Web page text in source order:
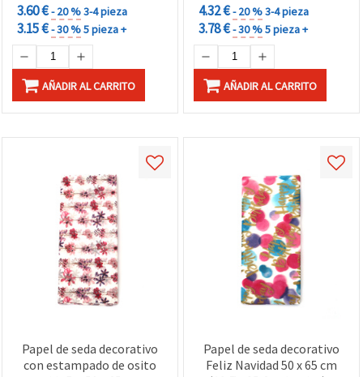
3.60 €- 20 %3-4 pieza
3.15 €- 30 %5 pieza +
AÑADIR AL CARRITO
4.32 €- 20 %3-4 pieza
3.78 €- 30 %5 pieza +
AÑADIR AL CARRITO
Papel de seda decorativo
con estampado de osito
Papel de seda decorativo
Feliz Navidad 50 x 65 cm